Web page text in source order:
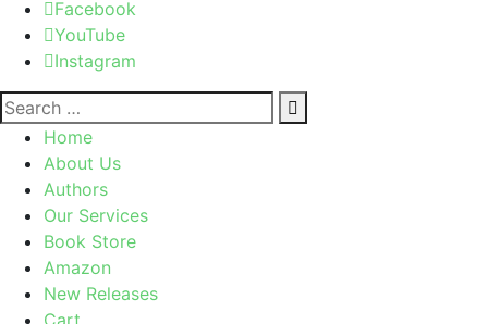
Facebook
YouTube
Instagram
Home
About Us
Authors
Our Services
Book Store
Amazon
New Releases
Cart